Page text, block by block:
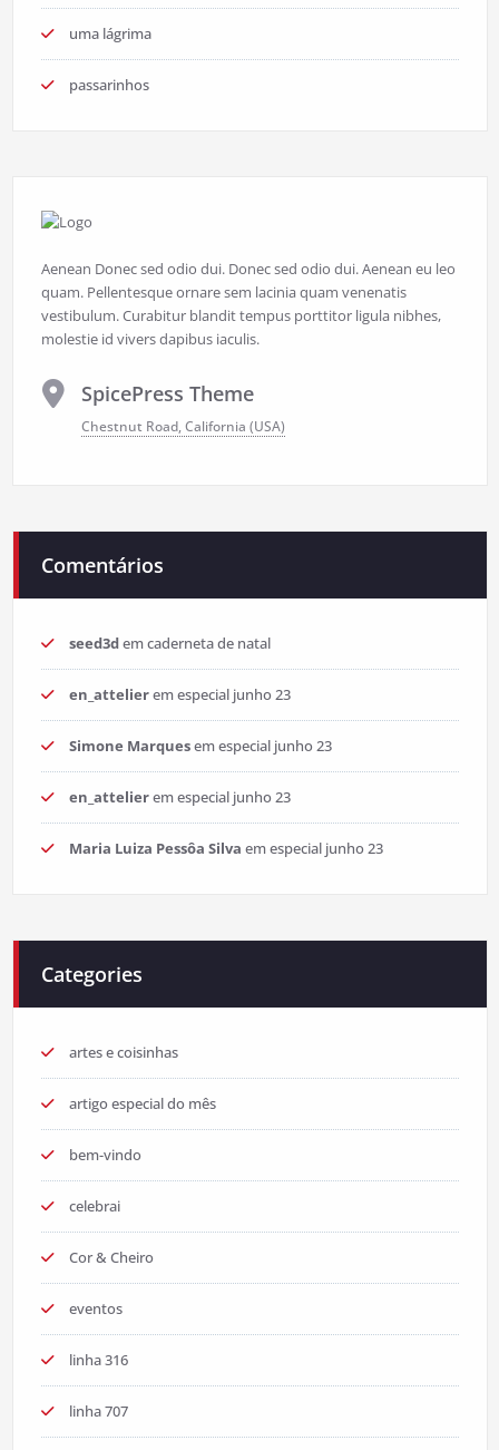
uma lágrima
passarinhos
Aenean Donec sed odio dui. Donec sed odio dui. Aenean eu leo
quam. Pellentesque ornare sem lacinia quam venenatis
vestibulum. Curabitur blandit tempus porttitor ligula nibhes,
molestie id vivers dapibus iaculis.
SpicePress Theme
Chestnut Road, California (USA)
Comentários
seed3demcaderneta de natal
en_attelieremespecial junho 23
Simone Marquesemespecial junho 23
en_attelieremespecial junho 23
Maria Luiza Pessôa Silva emespecial junho 23
Categories
artes e coisinhas
artigo especial do mês
bem-vindo
celebrai
Cor & Cheiro
eventos
linha 316
linha 707